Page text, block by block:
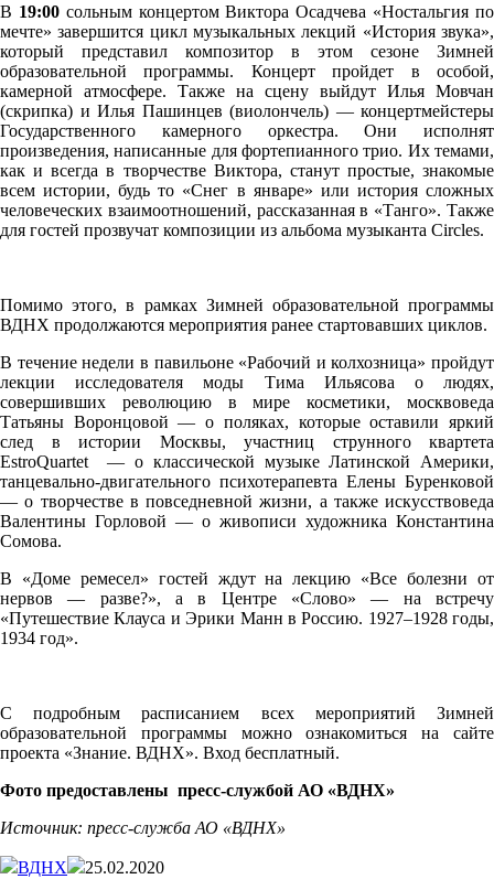
В 19:00сольным концертом Виктора Осадчева «Ностальгия по
мечте» завершится цикл музыкальных лекций «История звука»,
который представил композитор в этом сезоне Зимней
образовательной программы. Концерт пройдет в особой,
камерной атмосфере. Также на сцену выйдут Илья Мовчан
(скрипка) и Илья Пашинцев (виолончель) — концертмейстеры
Государственного камерного оркестра. Они исполнят
произведения, написанные для фортепианного трио. Их темами,
как и всегда в творчестве Виктора, станут простые, знакомые
всем истории, будь то «Снег в январе» или история сложных
человеческих взаимоотношений, рассказанная в «Танго». Также
для гостей прозвучат композиции из альбома музыканта Circles.
Помимо этого, в рамках Зимней образовательной программы
ВДНХ продолжаются мероприятия ранее стартовавших циклов.
В течение недели в павильоне «Рабочий и колхозница» пройдут
лекции исследователя моды Тима Ильясова о людях,
совершивших революцию в мире косметики, москвоведа
Татьяны Воронцовой — о поляках, которые оставили яркий
след в истории Москвы, участниц струнного квартета
EstroQuartet — о классической музыке Латинской Америки,
танцевально-двигательного психотерапевта Елены Буренковой
— о творчестве в повседневной жизни, а также искусствоведа
Валентины Горловой — о живописи художника Константина
Сомова.
В «Доме ремесел» гостей ждут на лекцию «Все болезни от
нервов — разве?», а в Центре «Слово» — на встречу
«Путешествие Клауса и Эрики Манн в Россию. 1927–1928 годы,
1934 год».
С подробным расписанием всех мероприятий Зимней
образовательной программы можно ознакомиться на сайте
проекта «Знание. ВДНХ». Вход бесплатный.
Фото предоставлены пресс-службой АО «ВДНХ»
Источник: пресс-служба АО «ВДНХ»
ВДНХ 25.02.2020